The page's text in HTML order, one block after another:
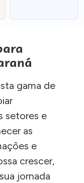
gama de
setores e
as
e
crescer,
jornada